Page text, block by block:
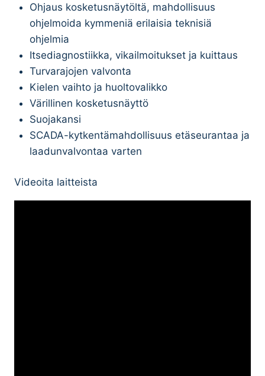
Ohjaus kosketusnäytöltä, mahdollisuus
ohjelmoida kymmeniä erilaisia teknisiä
ohjelmia
Itsediagnostiikka, vikailmoitukset ja kuittaus
Turvarajojen valvonta
Kielen vaihto ja huoltovalikko
Värillinen kosketusnäyttö
Suojakansi
SCADA-kytkentämahdollisuus etäseurantaa ja
laadunvalvontaa varten
Videoita laitteista